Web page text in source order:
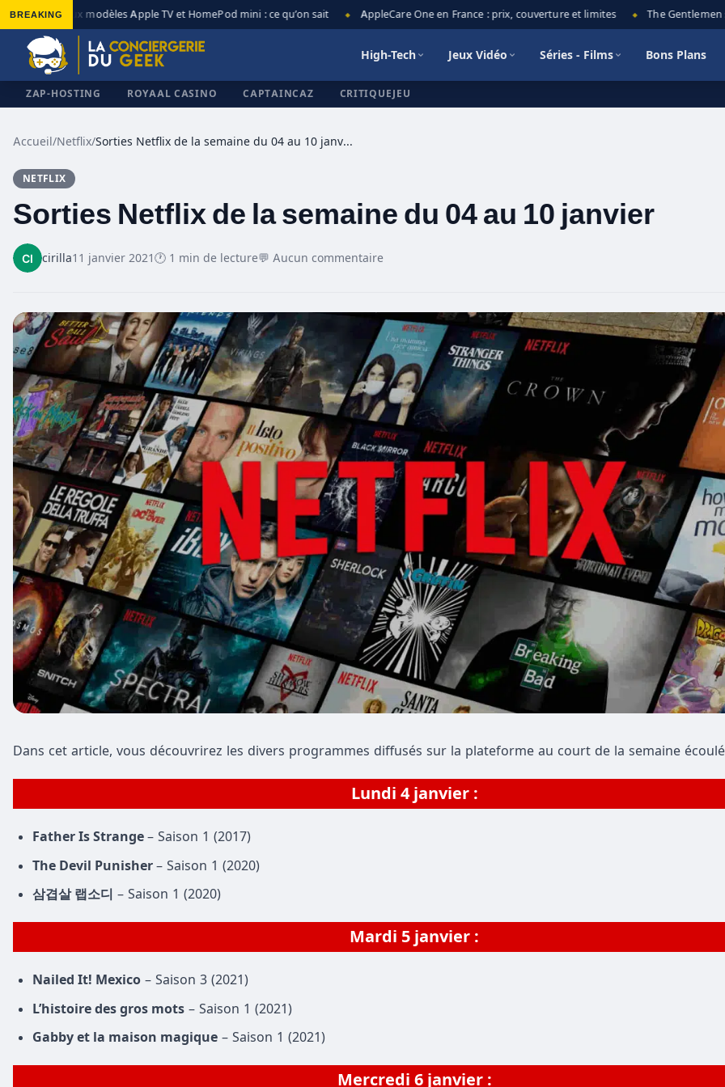
BREAKING
◆ Nouveaux modèles Apple TV et HomePod mini : ce qu’on sait AppleCare One en France : prix, couverture et limites The Gentlemen
High-Tech Jeux Vidéo Séries - Films Bons Plans
ZAP-HOSTING ROYAAL CASINO CAPTAINCAZ CRITIQUEJEU
Accueil/Netflix/ Sorties Netflix de la semaine du 04 au 10 janvier
NETFLIX
Sorties Netflix de la semaine du 04 au 10 janvier
cirilla11 janvier 2021🕐 1 min de lecture💬 Aucun commentaire
Dans cet article, vous découvrirez les divers programmes diffusés sur la plateforme au court de la semaine
Lundi 4 janvier :
Father Is Strange – Saison 1 (2017)
The Devil Punisher – Saison 1 (2020)
삼겹살 랩소디 – Saison 1 (2020)
Mardi 5 janvier :
Nailed It! Mexico – Saison 3 (2021)
L’histoire des gros mots – Saison 1 (2021)
Gabby et la maison magique – Saison 1 (2021)
Mercredi 6 janvier :